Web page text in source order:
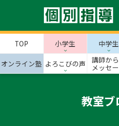
TOP 小学生 中学生
オンライン塾 よろこびの声
講師か
メッセ
教室ブ